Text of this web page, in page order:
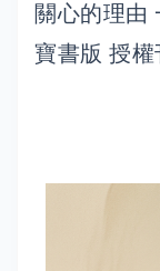
關心的理由
寶書版 授權